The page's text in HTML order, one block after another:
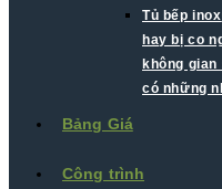
Tủ bếp inox
hay bị co
không
có những
Bảng Giá
Công trình